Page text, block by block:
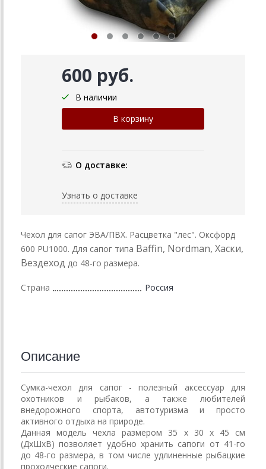
600 руб.
В наличии
О доставке:
Узнать о доставке
Чехол для сапог ЭВА/ПВХ. Расцветка "лес". Оксфорд
600 PU1000. Для сапог типа Baffin, Nordman, Хаски,
Вездеход до 48-го размера.
Страна Россия
Описание
Сумка-чехол для сапог - полезный аксессуар для
охотников и рыбаков, а также любителей
внедорожного спорта, автотуризма и просто
активного отдыха на природе.
Данная модель чехла размером 35 х 30 х 45 см
(ДхШхВ) позволяет удобно хранить сапоги от 41-го
до 48-го размера, в том числе удлиненные рыбацкие
проходческие сапоги.